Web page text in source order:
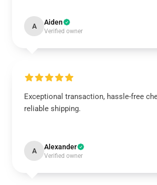
A Aiden
Verified owner
Exceptional transaction, hassle-free
reliable shipping.
A Alexander
Verified owner